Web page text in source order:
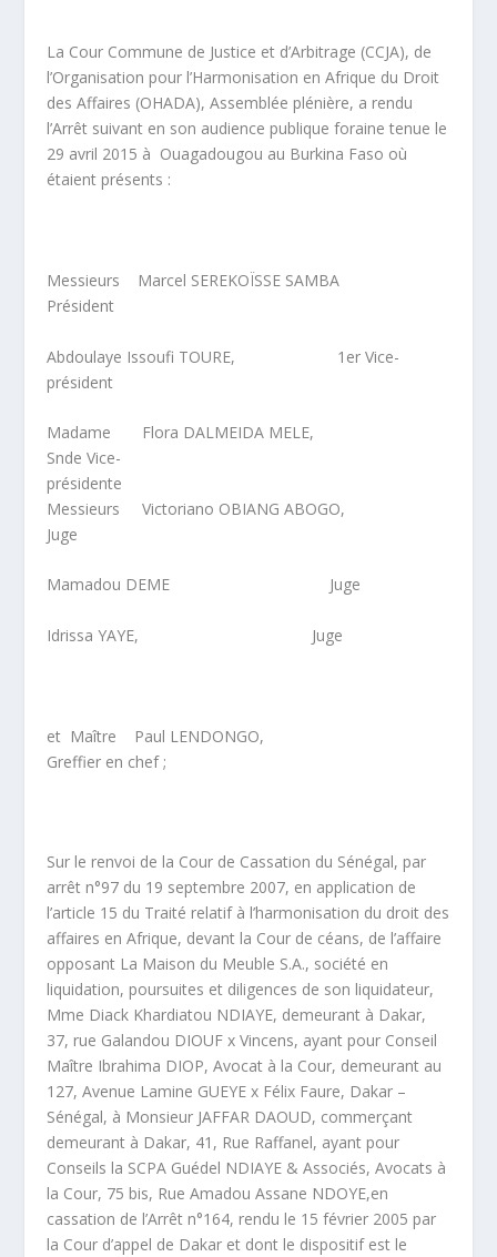
La Cour Commune de Justice et d’Arbitrage (CCJA), de
l’Organisation pour l’Harmonisation en Afrique du Droit
des Affaires (OHADA), Assemblée plénière, a rendu
l’Arrêt suivant en son audience publique foraine tenue le
29 avril 2015 à Ouagadougou au Burkina Faso où
étaient présents :
Messieurs Marcel SEREKOÏSSE SAMBA
Président
Abdoulaye Issoufi TOURE, 1 er Vice-
président
Madame Flora DALMEIDA MELE,
Snde Vice-
présidente
Messieurs Victoriano OBIANG ABOGO,
Juge
Mamadou DEME Juge
Idrissa YAYE, Juge
et Maître Paul LENDONGO,
Greffier en chef ;
Sur le renvoi de la Cour de Cassation du Sénégal, par
arrêt n°97 du 19 septembre 2007, en application de
l’article 15 du Traité relatif à l’harmonisation du droit des
affaires en Afrique, devant la Cour de céans, de l’affaire
opposant La Maison du Meuble S.A., société en
liquidation, poursuites et diligences de son liquidateur,
Mme Diack Khardiatou NDIAYE, demeurant à Dakar,
37, rue Galandou DIOUF x Vincens, ayant pour Conseil
Maître Ibrahima DIOP, Avocat à la Cour, demeurant au
127, Avenue Lamine GUEYE x Félix Faure, Dakar –
Sénégal, à Monsieur JAFFAR DAOUD, commerçant
demeurant à Dakar, 41, Rue Raffanel, ayant pour
Conseils la SCPA Guédel NDIAYE & Associés, Avocats à
la Cour, 75 bis, Rue Amadou Assane NDOYE,en
cassation de l’Arrêt n°164, rendu le 15 février 2005 par
la Cour d’appel de Dakar et dont le dispositif est le